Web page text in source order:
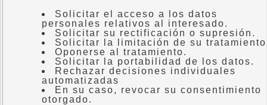
Solicitar el acceso a los datos
personales relativos al interesado.
Solicitar su rectificación o supresión.
Solicitar la limitación de su
Oponerse al tratamiento.
Solicitar la portabilidad de los datos.
Rechazar decisiones individuales
automatizadas
En su caso, revocar su consentimiento
otorgado.